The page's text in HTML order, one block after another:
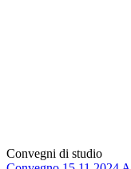
Convegni di studio